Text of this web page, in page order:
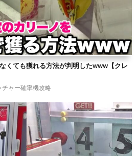
くても獲れる方法が判明したwww【クレ
チャー確率機攻略